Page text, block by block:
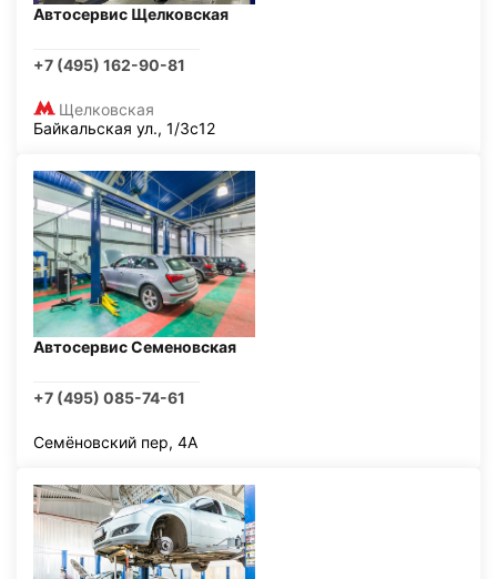
Автосервис Щелковская
+7 (495) 162-90-81
Щелковская
Байкальская ул., 1/3с12
Автосервис Семеновская
+7 (495) 085-74-61
Семёновский пер, 4А